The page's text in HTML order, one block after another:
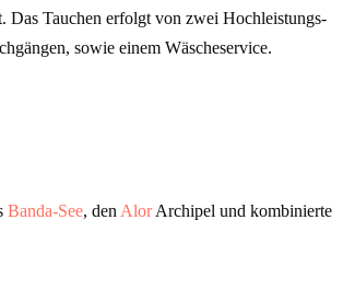
Das Tauchen erfolgt von zwei Hochleistungs-
sowie einem Wäscheservice.
Banda-See, den AlorArchipel und kombinierte